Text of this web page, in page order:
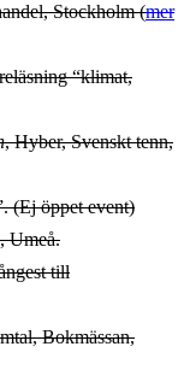
Stockholm (mer
“klimat,
, Hyber, Svenskt tenn,
(Ej öppet event)
Umeå.
till
Bokmässan,